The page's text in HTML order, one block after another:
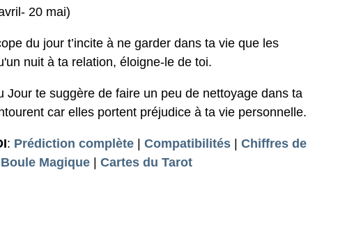
20 mai)
du jour t’incite à ne garder dans ta vie que les
nuit à ta relation, éloigne-le de toi.
Jour te suggère de faire un peu de nettoyage dans ta
car elles portent préjudice à ta vie personnelle.
: Prédiction complète | Compatibilités | Chiffres de
Magique| Cartes du Tarot